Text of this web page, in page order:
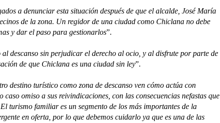
a denunciar esta situación después de que el alcalde, José María
de la zona. Un regidor de una ciudad como Chiclana no debe
y dar el paso para gestionarlos”.
al descanso sin perjudicar el derecho al ocio, y al disfrute por parte de
de que Chiclana es una ciudad sin ley”.
destino turístico como zona de descanso ven cómo actúa con
omiso a sus reivindicaciones, con las consecuencias nefastas que
turismo familiar es un segmento de los más importantes de la
en oferta, por lo que debemos cuidarlo ya que es una de las